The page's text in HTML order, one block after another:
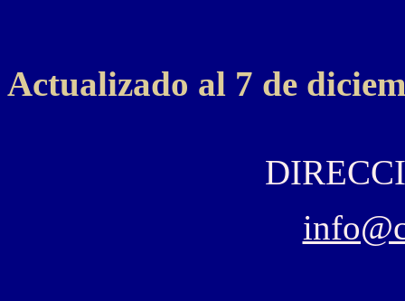
Actualizado al 7 de